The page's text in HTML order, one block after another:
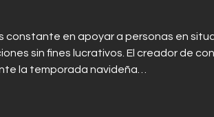
constante en apoyar a personas en
sin fines lucrativos. El creador de
la temporada navideña…